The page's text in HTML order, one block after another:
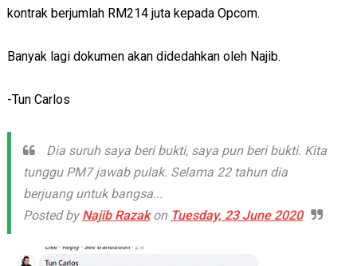
kontrak berjumlah RM214 juta kepada Opcom.
Banyak lagi dokumen akan didedahkan oleh Najib.
-Tun Carlos
Dia suruh saya beri bukti, saya pun beri bukti. Kita
tunggu PM7 jawab pulak. Selama 22 tahun dia
berjuang untuk bangsa...
Posted by Najib Razakon Tuesday, 23 June 2020